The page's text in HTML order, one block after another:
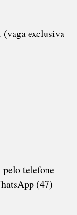
exclusiva
telefone
(47)